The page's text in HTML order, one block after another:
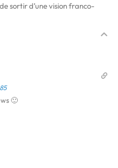
sortir d’une vision franco-
🙂